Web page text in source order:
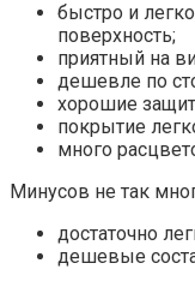
быстро и
поверхность;
приятный на
дешевле по
хорошие
покрытие
много
Минусов не так
достаточно
дешевые